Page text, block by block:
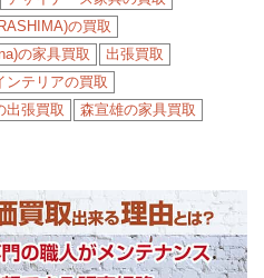
の買取
の家具買取
出張買取
ンテリアの買取
出張買取
森宣雄の家具買取